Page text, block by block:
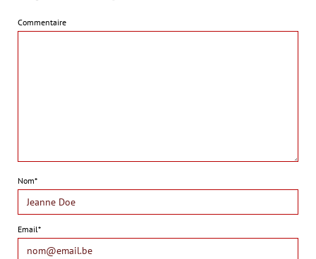
Commentaire
Nom*
Email*